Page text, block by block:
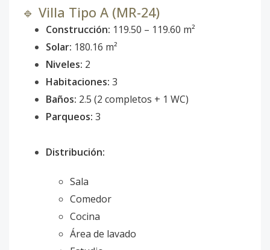
🔹 Villa Tipo A (MR-24)
Construcción: 119.50 – 119.60 m²
Solar: 180.16 m²
Niveles: 2
Habitaciones: 3
Baños: 2.5 (2 completos + 1 WC)
Parqueos: 3
Distribución:
Sala
Comedor
Cocina
Área de lavado